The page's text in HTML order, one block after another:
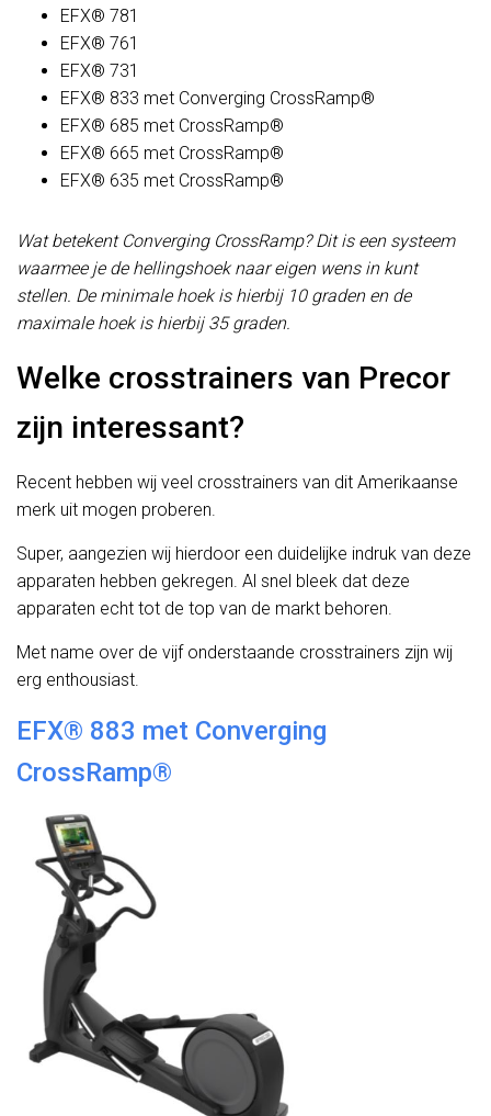
EFX® 781
EFX® 761
EFX® 731
EFX® 833 met Converging CrossRamp®
EFX® 685 met CrossRamp®
EFX® 665 met CrossRamp®
EFX® 635 met CrossRamp®
Wat betekent Converging CrossRamp? Dit is een systeem
waarmee je de hellingshoek naar eigen wens in kunt
stellen. De minimale hoek is hierbij 10 graden en de
maximale hoek is hierbij 35 graden.
Welke crosstrainers van Precor
zijn interessant?
Recent hebben wij veel crosstrainers van dit Amerikaanse
merk uit mogen proberen.
Super, aangezien wij hierdoor een duidelijke indruk van deze
apparaten hebben gekregen. Al snel bleek dat deze
apparaten echt tot de top van de markt behoren.
Met name over de vijf onderstaande crosstrainers zijn wij
erg enthousiast.
EFX® 883 met Converging
CrossRamp®